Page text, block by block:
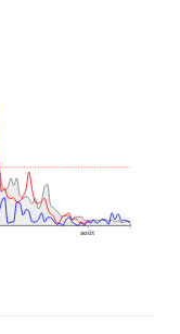
août